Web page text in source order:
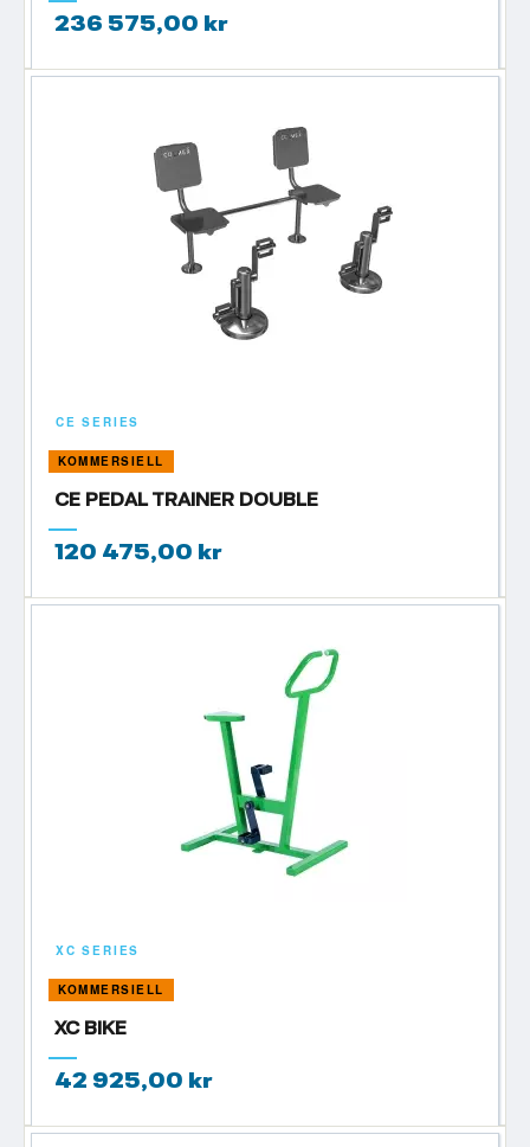
236 575,00 kr
CE SERIES
KOMMERSIELL
CE PEDAL TRAINER DOUBLE
120 475,00 kr
XC SERIES
KOMMERSIELL
XC BIKE
42 925,00 kr